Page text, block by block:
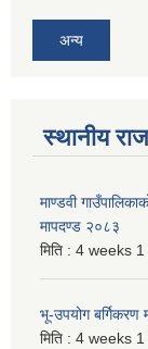
अन्य
स्थानीय
माण्डवी
मापदण्ड २०८३
मिति : 4 weeks 1
भू-उपयोग बर्गिकरण
मिति : 4 weeks 1